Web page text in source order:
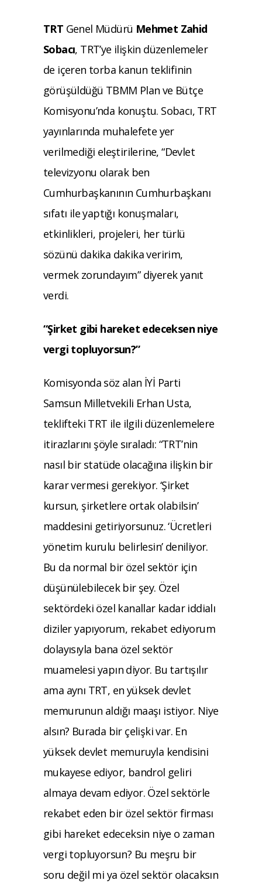
TRT Genel Müdürü Mehmet Zahid
Sobacı, TRT’ye ilişkin düzenlemeler
de içeren torba kanun teklifinin
görüşüldüğü TBMM Plan ve Bütçe
Komisyonu’nda konuştu. Sobacı, TRT
yayınlarında muhalefete yer
verilmediği eleştirilerine, “Devlet
televizyonu olarak ben
Cumhurbaşkanının Cumhurbaşkanı
sıfatı ile yaptığı konuşmaları,
etkinlikleri, projeleri, her türlü
sözünü dakika dakika veririm,
vermek zorundayım” diyerek yanıt
verdi.
“Şirket gibi hareket edeceksen niye
vergi topluyorsun?”
Komisyonda söz alan İYİ Parti
Samsun Milletvekili Erhan Usta,
teklifteki TRT ile ilgili düzenlemelere
itirazlarını şöyle sıraladı: “TRT’nin
nasıl bir statüde olacağına ilişkin bir
karar vermesi gerekiyor. ‘Şirket
kursun, şirketlere ortak olabilsin’
maddesini getiriyorsunuz. ‘Ücretleri
yönetim kurulu belirlesin’ deniliyor.
Bu da normal bir özel sektör için
düşünülebilecek bir şey. Özel
sektördeki özel kanallar kadar iddialı
diziler yapıyorum, rekabet ediyorum
dolayısıyla bana özel sektör
muamelesi yapın diyor. Bu tartışılır
ama aynı TRT, en yüksek devlet
memurunun aldığı maaşı istiyor. Niye
alsın? Burada bir çelişki var. En
yüksek devlet memuruyla kendisini
mukayese ediyor, bandrol geliri
almaya devam ediyor. Özel sektörle
rekabet eden bir özel sektör firması
gibi hareket edeceksin niye o zaman
vergi topluyorsun? Bu meşru bir
soru değil mi ya özel sektör olacaksın